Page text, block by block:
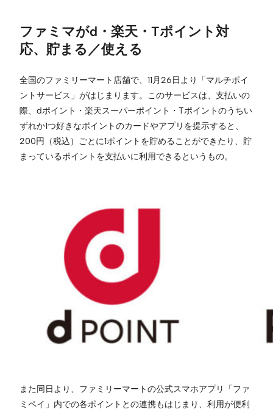
ファミマがd・楽天・Tポイント対
応、貯まる／使える
全国のファミリーマート店舗で、11月26日より「マルチポイ
ントサービス」がはじまります。このサービスは、支払いの
際、dポイント・楽天スーパーポイント・Tポイントのうちい
ずれか1つ好きなポイントのカードやアプリを提示すると、
200円（税込）ごとに1ポイントを貯めることができたり、貯
まっているポイントを支払いに利用できるというもの。
また同日より、ファミリーマートの公式スマホアプリ「ファ
ミペイ」内での各ポイントとの連携もはじまり、利用が便利